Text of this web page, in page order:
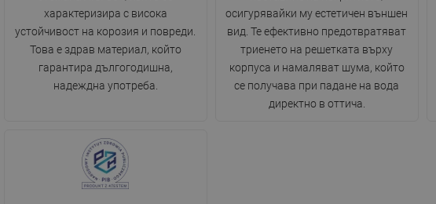
характеризира с висока
устойчивост на корозия и повреди.
Това е здрав материал, който
гарантира дългогодишна,
надеждна употреба.
осигурявайки му естетичен външен
вид. Те ефективно предотвратяват
триенето на решетката върху
корпуса и намаляват шума, който
се получава при падане на вода
директно в оттича.